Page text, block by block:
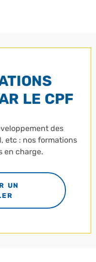
LE CPF
des
etc : nos formations
en charge.
UN